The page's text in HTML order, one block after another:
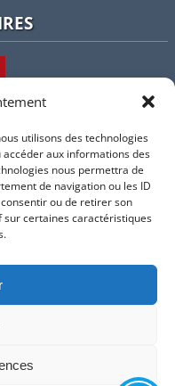
utilisons des technologies
aux informations des
nous permettra de
de navigation ou les ID
ou de retirer son
certaines caractéristiques